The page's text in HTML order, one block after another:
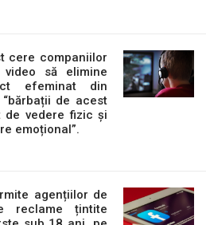
cere companiilor
să elimine
efeminat din
de acest
vedere fizic și
emoțional”.
agențiilor de
reclame țintite